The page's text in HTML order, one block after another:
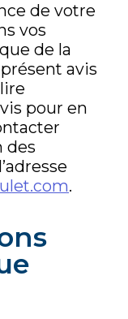
de votre
vos
de la
avis
pour en
des
.